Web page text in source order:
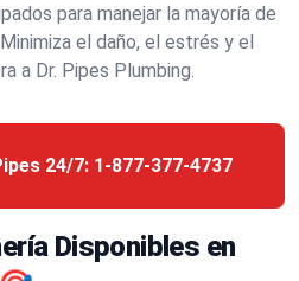
para manejar la mayoría de
el daño, el estrés y el
a Dr. Pipes Plumbing.
24/7: 1-877-377-4737
Disponibles en